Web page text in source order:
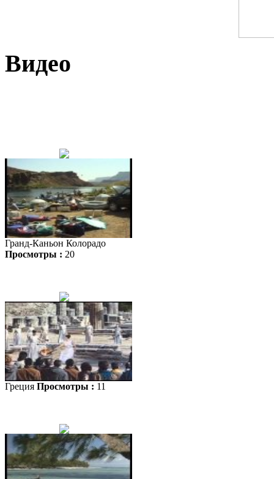
Видео
Гранд-Каньон Колорадо
Просмотры : 20
Греция Просмотры : 11